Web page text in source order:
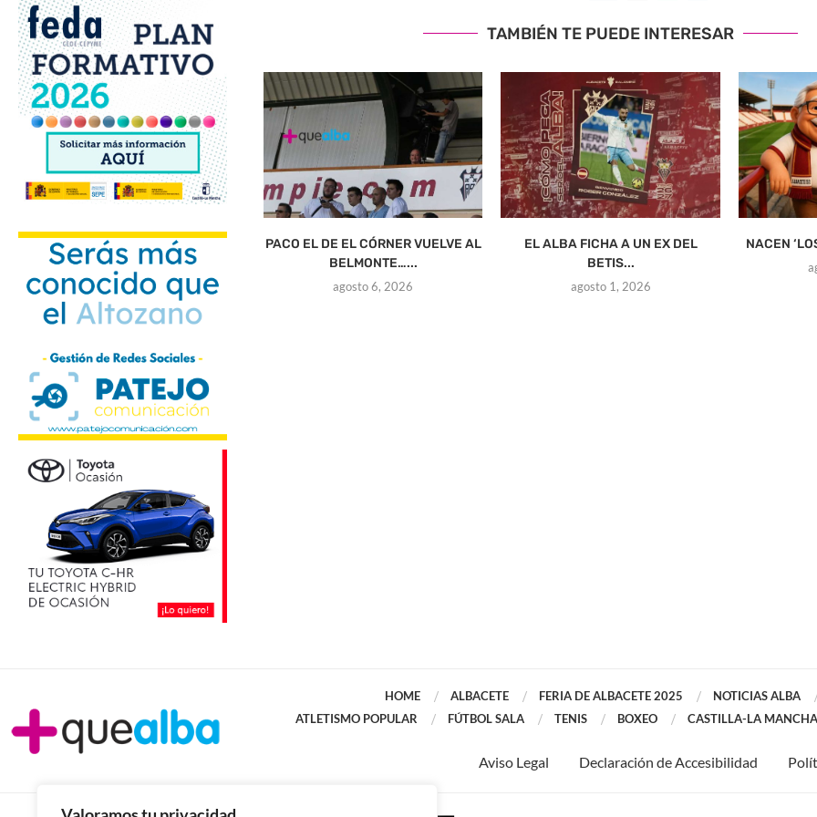
TAMBIÉN TE PUEDE INTERESAR
PACO EL DE EL CÓRNER VUELVE AL
BELMONTE…...
agosto 6, 2026
EL ALBA FICHA A UN EX DEL
BETIS...
agosto 1, 2026
NACEN
HOME ALBACETE FERIA DE ALBACETE 2025 NOTICIAS ALBA
ATLETISMO POPULAR
FÚTBOL SALA TENIS BOXEO CASTILLA-LA MANCHA
Aviso Legal Declaración de Accesibilidad